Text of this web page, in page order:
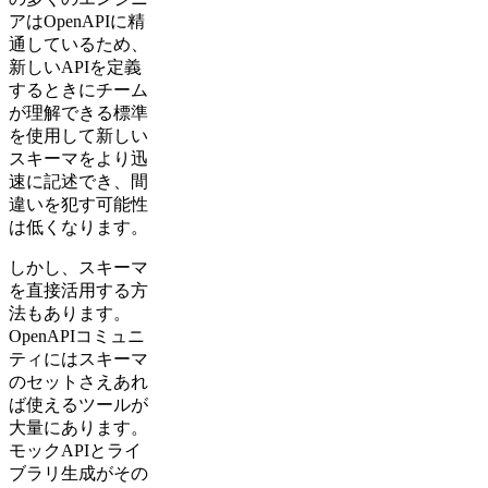
アはOpenAPIに精
通しているため、
新しいAPIを定義
するときにチーム
が理解できる標準
を使用して新しい
スキーマをより迅
速に記述でき、間
違いを犯す可能性
は低くなります。
しかし、スキーマ
を直接活用する方
法もあります。
OpenAPIコミュニ
ティにはスキーマ
のセットさえあれ
ば使えるツールが
大量にあります。
モックAPIとライ
ブラリ生成がその